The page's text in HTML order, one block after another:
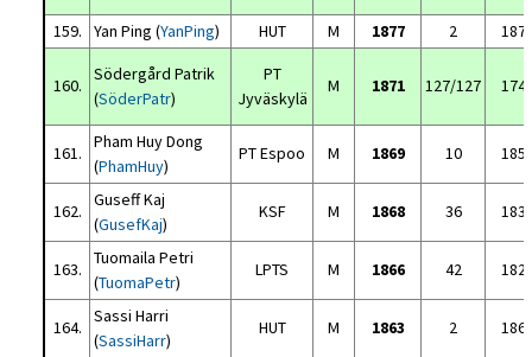
159. Yan Ping (YanPing) HUT M 1877 2
160.
Södergård Patrik
(SöderPatr)
PT
Jyväskylä
M 1871 127/127
161.
Pham Huy Dong
(PhamHuy)
PT Espoo M 1869 10
162.
Guseff Kaj
(GusefKaj)
KSF M 1868 36
163.
Tuomaila Petri
(TuomaPetr)
LPTS M 1866 42
164.
Sassi Harri
(SassiHarr)
HUT M 1863 2